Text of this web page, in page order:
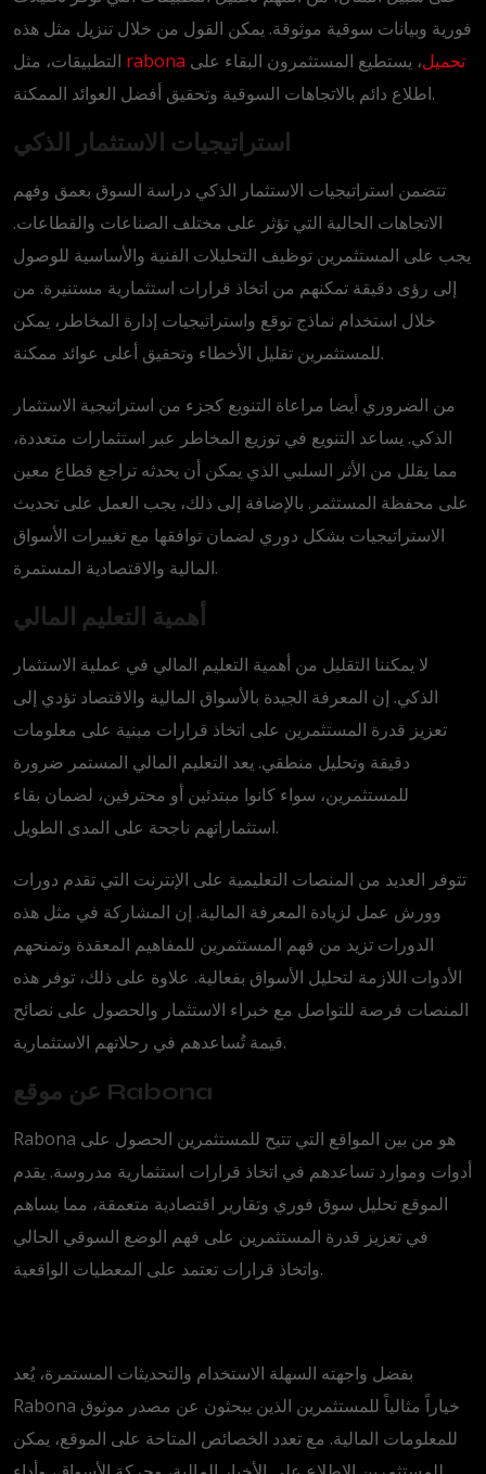
فورية وبيانات سوقية موثوقة. يمكن القول من خلال تنزيل مثل هذه
rabona تحميل، يستطيع المستثمرون البقاء على
اطلاع دائم بالاتجاهات السوقية وتحقيق أفضل العوائد الممكنة.
استراتيجيات الاستثمار الذكي
تتضمن استراتيجيات الاستثمار الذكي دراسة السوق بعمق وفهم
الاتجاهات الحالية التي تؤثر على مختلف الصناعات والقطاعات.
يجب على المستثمرين توظيف التحليلات الفنية والأساسية للوصول
إلى رؤى دقيقة تمكنهم من اتخاذ قرارات استثمارية مستنيرة. من
خلال استخدام نماذج توقع واستراتيجيات إدارة المخاطر، يمكن
للمستثمرين تقليل الأخطاء وتحقيق أعلى عوائد ممكنة.
من الضروري أيضا مراعاة التنويع كجزء من استراتيجية الاستثمار
الذكي. يساعد التنويع في توزيع المخاطر عبر استثمارات متعددة،
مما يقلل من الأثر السلبي الذي يمكن أن يحدثه تراجع قطاع معين
على محفظة المستثمر. بالإضافة إلى ذلك، يجب العمل على تحديث
الاستراتيجيات بشكل دوري لضمان توافقها مع تغييرات الأسواق
المالية والاقتصادية المستمرة.
أهمية التعليم المالي
لا يمكننا التقليل من أهمية التعليم المالي في عملية الاستثمار
الذكي. إن المعرفة الجيدة بالأسواق المالية والاقتصاد تؤدي إلى
تعزيز قدرة المستثمرين على اتخاذ قرارات مبنية على معلومات
دقيقة وتحليل منطقي. يعد التعليم المالي المستمر ضرورة
للمستثمرين، سواء كانوا مبتدئين أو محترفين، لضمان بقاء
استثماراتهم ناجحة على المدى الطويل.
تتوفر العديد من المنصات التعليمية على الإنترنت التي تقدم دورات
وورش عمل لزيادة المعرفة المالية. إن المشاركة في مثل هذه
الدورات تزيد من فهم المستثمرين للمفاهيم المعقدة وتمنحهم
الأدوات اللازمة لتحليل الأسواق بفعالية. علاوة على ذلك، توفر هذه
المنصات فرصة للتواصل مع خبراء الاستثمار والحصول على نصائح
قيمة تُساعدهم في رحلاتهم الاستثمارية.
عن موقع Rabona
Rabona هو من بين المواقع التي تتيح للمستثمرين الحصول على
أدوات وموارد تساعدهم في اتخاذ قرارات استثمارية مدروسة. يقدم
الموقع تحليل سوق فوري وتقارير اقتصادية متعمقة، مما يساهم
في تعزيز قدرة المستثمرين على فهم الوضع السوقي الحالي
واتخاذ قرارات تعتمد على المعطيات الواقعية.
بفضل واجهته السهلة الاستخدام والتحديثات المستمرة، يُعد
Rabona خياراً مثالياً للمستثمرين الذين يبحثون عن مصدر موثوق
للمعلومات المالية. مع تعدد الخصائص المتاحة على الموقع، يمكن